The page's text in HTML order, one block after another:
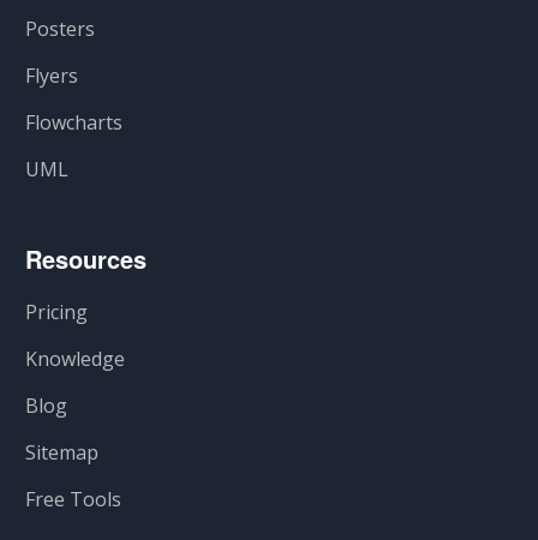
Posters
Flyers
Flowcharts
UML
Resources
Pricing
Knowledge
Blog
Sitemap
Free Tools